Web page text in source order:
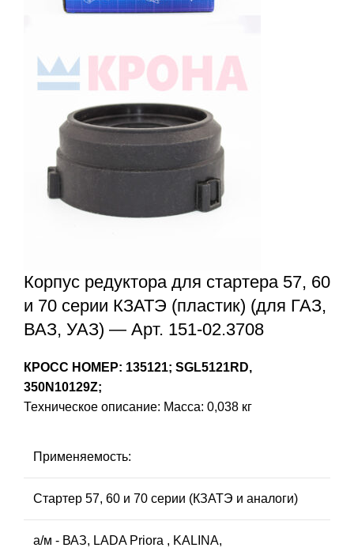
Корпус редуктора для стартера 57, 60
и 70 серии КЗАТЭ (пластик) (для ГАЗ,
ВАЗ, УАЗ) — Арт. 151-02.3708
КРОСС НОМЕР: 135121; SGL5121RD,
350N10129Z;
Техническое описание: Масса: 0,038 кг
Применяемость:
Стартер 57, 60 и 70 серии (КЗАТЭ и аналоги)
а/м - ВАЗ, LADA Priora , KALINA,